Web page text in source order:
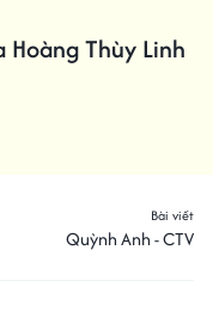
Hoàng Thùy Linh
Bài viết
Quỳnh Anh - CTV